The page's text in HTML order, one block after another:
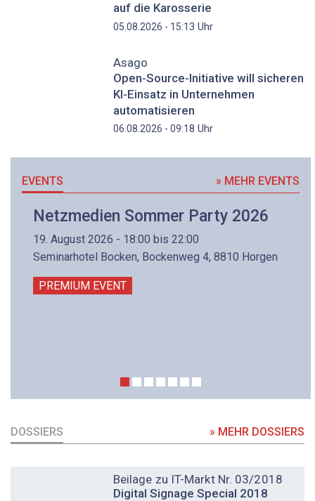
auf die Karosserie
05.08.2026 - 15:13 Uhr
Asago
Open-Source-Initiative will sicheren
KI-Einsatz in Unternehmen
automatisieren
06.08.2026 - 09:18 Uhr
EVENTS » MEHR EVENTS
Netzmedien Sommer Party 2026
19. August 2026 - 18:00 bis 22:00
Seminarhotel Bocken, Bockenweg 4, 8810 Horgen
PREMIUM EVENT
DOSSIERS » MEHR DOSSIERS
Beilage zu IT-Markt Nr. 03/2018
Digital Signage Special 2018